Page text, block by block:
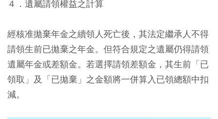
４．遺屬請領權益之計算
經核准拋棄年金之續領人死亡後，其法定繼承人不得
請領生前已拋棄之年金。但符合規定之遺屬仍得請領
遺屬年金或差額金。若選擇請領差額金，其生前「已
領取」及「已拋棄」之金額將一併算入已領總額中扣
減。